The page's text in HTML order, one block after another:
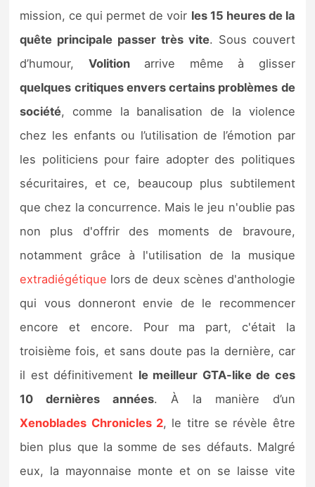
mission, ce qui permet de voir les 15 heures de la
quête principale passer très vite. Sous couvert
d’humour, Volitionarrive même à glisser
quelques critiques envers certains problèmes de
société, comme la banalisation de la violence
chez les enfants ou l’utilisation de l’émotion par
les politiciens pour faire adopter des politiques
sécuritaires, et ce, beaucoup plus subtilement
que chez la concurrence. Mais le jeu n'oublie pas
non plus d'offrir des moments de bravoure,
notamment grâce à l'utilisation de la musique
extradiégétique lors de deux scènes d'anthologie
qui vous donneront envie de le recommencer
encore et encore. Pour ma part, c'était la
troisième fois, et sans doute pas la dernière, car
il est définitivement le meilleur GTA-like de ces
10 dernières années. À la manière d’un
Xenoblades Chronicles 2, le titre se révèle être
bien plus que la somme de ses défauts. Malgré
eux, la mayonnaise monte et on se laisse vite